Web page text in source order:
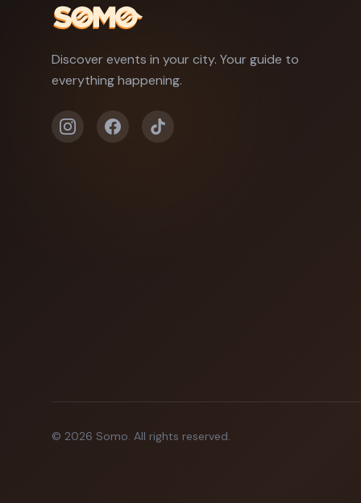
Discover events in your city. Your guide to
everything happening.
© 2026 Somo. All rights reserved.